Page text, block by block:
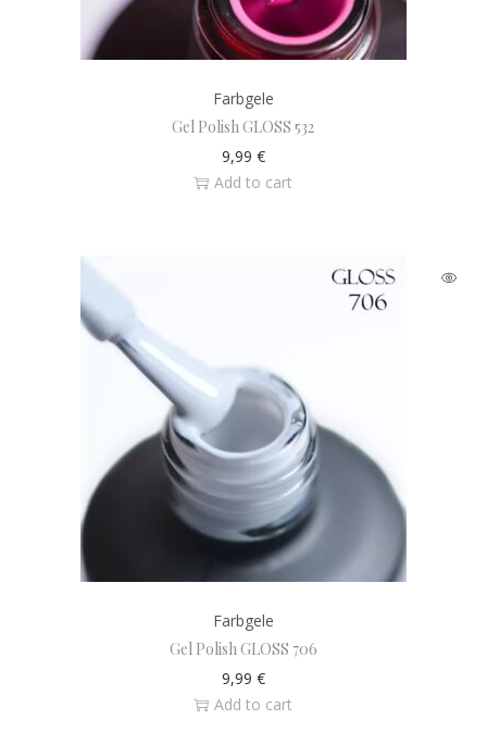
Farbgele
Gel Polish GLOSS 532
9,99 €
Add to cart
Farbgele
Gel Polish GLOSS 706
9,99 €
Add to cart